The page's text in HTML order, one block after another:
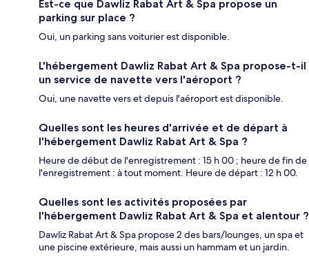
Est-ce que Dawliz Rabat Art & Spa propose un
parking sur place ?
Oui, un parking sans voiturier est disponible.
L'hébergement Dawliz Rabat Art & Spa propose-t-il
un service de navette vers l'aéroport ?
Oui, une navette vers et depuis l'aéroport est disponible.
Quelles sont les heures d'arrivée et de départ à
l'hébergement Dawliz Rabat Art & Spa ?
Heure de début de l'enregistrement : 15 h 00 ; heure de fin de
l'enregistrement : à tout moment. Heure de départ : 12 h 00.
Quelles sont les activités proposées par
l'hébergement Dawliz Rabat Art & Spa et alentour ?
Dawliz Rabat Art & Spa propose 2 des bars/lounges, un spa et
une piscine extérieure, mais aussi un hammam et un jardin.